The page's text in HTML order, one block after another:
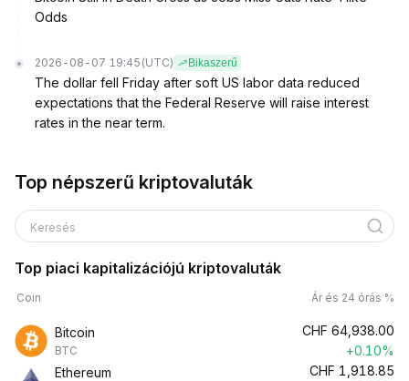
Odds
2026-08-07 19:45 (UTC) Bikaszerű
The dollar fell Friday after soft US labor data reduced
expectations that the Federal Reserve will raise interest
rates in the near term.
Top népszerű kriptovaluták
Keresés
Top piaci kapitalizációjú kriptovaluták
Coin Ár és 24 órás %
Bitcoin
BTC
CHF 64,938.00
+0.10%
Ethereum
CHF 1,918.85